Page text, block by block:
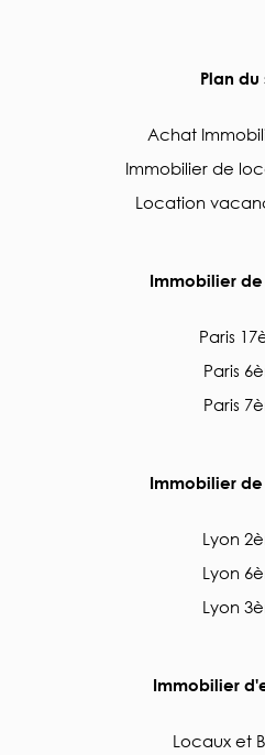
Plan du
Achat
Immobilier de
Location
Immobilier de
Paris
Paris
Paris
Immobilier de
Lyon
Lyon
Lyon
Immobilier
Locaux et